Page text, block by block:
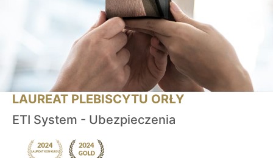
LAUREAT PLEBISCYTU ORŁY
ETI System - Ubezpieczenia